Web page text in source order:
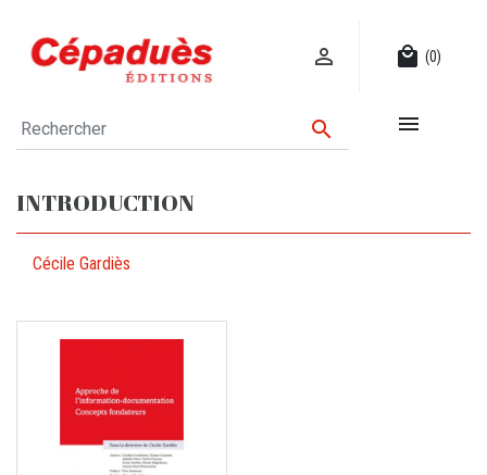
 local_mall (0)
 
INTRODUCTION
Cécile Gardiès